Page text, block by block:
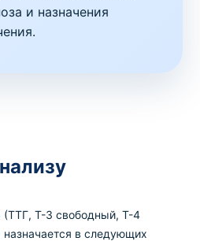
и назначения
(ТТГ, Т-3 свободный, Т-4
в следующих